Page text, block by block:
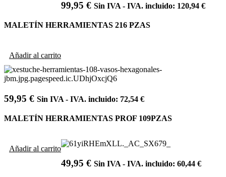
99,95 € Sin IVA - IVA. incluido: 120,94 €
MALETÍN HERRAMIENTAS 216 PZAS
Añadir al carrito
59,95 € Sin IVA - IVA. incluido: 72,54 €
MALETÍN HERRAMIENTAS PROF 109PZAS
Añadir al carrito
49,95 € Sin IVA - IVA. incluido: 60,44 €